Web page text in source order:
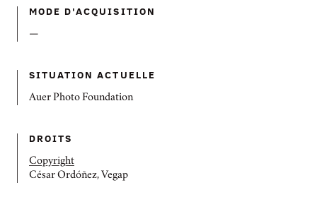
MODE D'ACQUISITION
—
SITUATION ACTUELLE
Auer Photo Foundation
DROITS
Copyright
César Ordóñez, Vegap